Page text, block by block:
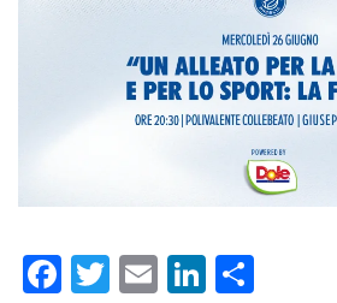
Facebook
Twitter
EmailLinkedIn